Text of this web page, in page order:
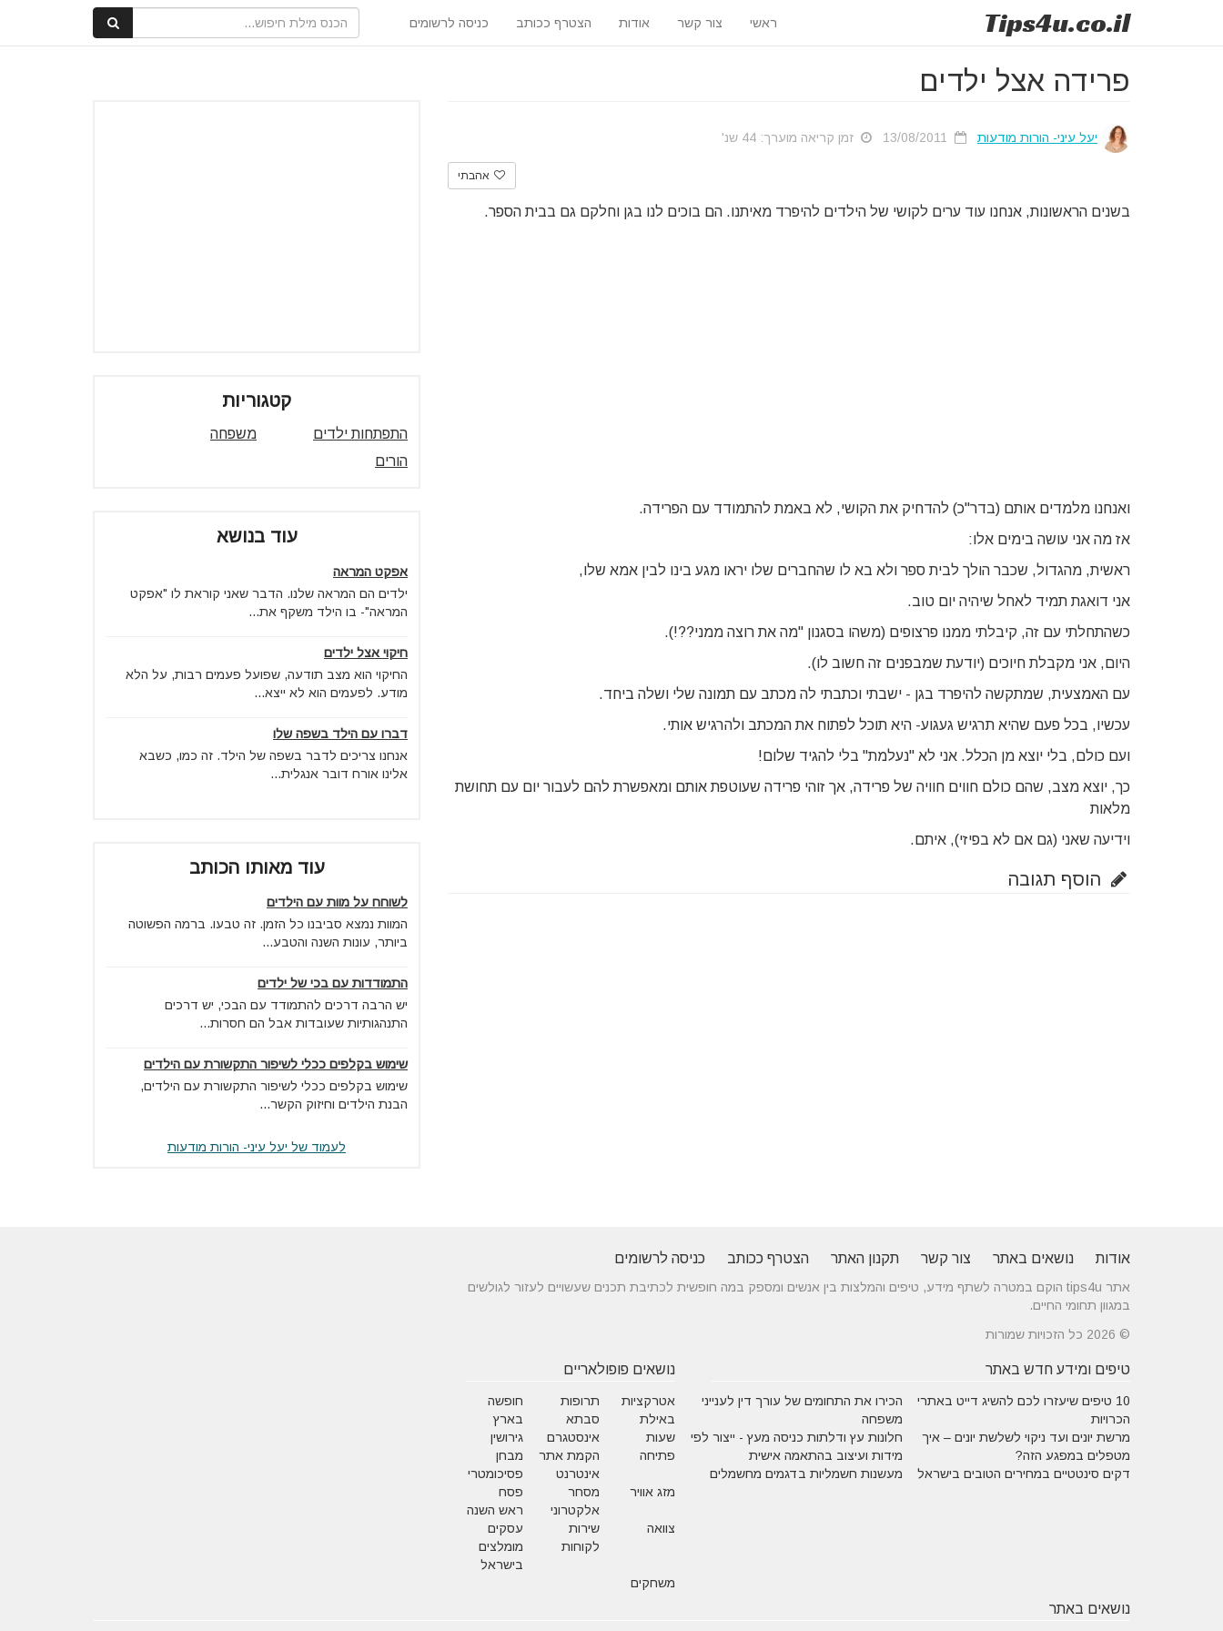
Tips4u.co.il ראשי צור קשר אודות הצטרף ככותב כניסה לרשומים
פרידה אצל ילדים
יעל עיני- הורות מודעות זמן קריאה מוערך: 44 שנ'
אהבתי
בשנים הראשונות, אנחנו עוד ערים לקושי של הילדים להיפרד מאיתנו. הם בוכים לנו בגן וחלקם גם בבית הספר.
ואנחנו מלמדים אותם (בדר"כ) להדחיק את הקושי, לא באמת להתמודד עם הפרידה.
אז מה אני עושה בימים אלו:
ראשית, מהגדול, שכבר הולך לבית ספר ולא בא לו שהחברים שלו יראו מגע בינו לבין אמא שלו,
אני דואגת תמיד לאחל שיהיה יום טוב.
כשהתחלתי עם זה, קיבלתי ממנו פרצופים (משהו בסגנון "מה את רוצה ממני??!).
היום, אני מקבלת חיוכים (יודעת שמבפנים זה חשוב לו).
עם האמצעית, שמתקשה להיפרד בגן - ישבתי וכתבתי לה מכתב עם תמונה שלי ושלה ביחד.
עכשיו, בכל פעם שהיא תרגיש געגוע- היא תוכל לפתוח את המכתב ולהרגיש אותי.
ועם כולם, בלי יוצא מן הכלל. אני לא "נעלמת" בלי להגיד שלום!
כך, יוצא מצב, שהם כולם חווים חוויה של פרידה, אך זוהי פרידה שעוטפת אותם ומאפשרת להם לעבור יום עם תחושת
מלאות
וידיעה שאני (גם אם לא בפיזי), איתם.
הוסף תגובה
קטגוריות
התפתחות ילדים
משפחה
הורים
עוד בנושא
אפקט המראה
ילדים הם המראה שלנו. הדבר שאני קוראת לו "אפקט
המראה"- בו הילד משקף את...
חיקוי אצל ילדים
החיקוי הוא מצב תודעה, שפועל פעמים רבות, על הלא
מודע. לפעמים הוא לא ייצא...
דברו עם הילד בשפה שלו
אנחנו צריכים לדבר בשפה של הילד. זה כמו, כשבא
אלינו אורח דובר אנגלית...
עוד מאותו הכותב
לשוחח על מוות עם הילדים
המוות נמצא סביבנו כל הזמן. זה טבעו. ברמה הפשוטה
ביותר, עונות השנה והטבע...
התמודדות עם בכי של ילדים
יש הרבה דרכים להתמודד עם הבכי, יש דרכים
התנהגותיות שעובדות אבל הם חסרות...
שימוש בקלפים ככלי לשיפור התקשורת עם הילדים
שימוש בקלפים ככלי לשיפור התקשורת עם הילדים,
הבנת הילדים וחיזוק הקשר...
לעמוד של יעל עיני- הורות מודעות
אודות נושאים באתר צור קשר תקנון האתר הצטרף ככותב כניסה לרשומים
אתר tips4u הוקם במטרה לשתף מידע, טיפים והמלצות בין אנשים ומספק במה חופשית לכתיבת תכנים שעשויים לעזור לגולשים
במגוון תחומי החיים.
© 2026 כל הזכויות שמורות
טיפים ומידע חדש באתר
10 טיפים שיעזרו לכם להשיג דייט באתרי
הכרויות
הכירו את התחומים של עורך דין לענייני
משפחה
מרשת יונים ועד ניקוי לשלשת יונים – איך
מטפלים במפגע הזה?
חלונות עץ ודלתות כניסה מעץ - ייצור לפי
מידות ועיצוב בהתאמה אישית
דקים סינטטיים במחירים הטובים בישראל
מעשנות חשמליות בדגמים מחשמלים
נושאים פופולאריים
אטרקציות
באילת
תרופות
סבתא
חופשה
בארץ
שעות
פתיחה
אינסטגרם
גירושין
הקמת אתר
אינטרנט
מבחן
פסיכומטרי
מזג אוויר
מסחר
אלקטרוני
פסח
ראש השנה
צוואה
שירות
לקוחות
עסקים
מומלצים
בישראל
משחקים
נושאים באתר